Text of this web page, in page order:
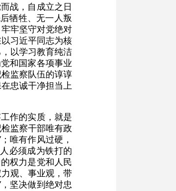
战，自成立之日
牺牲、无一人叛
牢坚守对党绝对
习近平同志为核
以学习教育纯洁
和国家各项事业
监察队伍的谆谆
忠诚干净担当上
作的实质，就是
监察干部唯有政
唯有作风过硬，
必须成为铁打的
权力是党和人民
观、事业观，带
坚决做到绝对忠